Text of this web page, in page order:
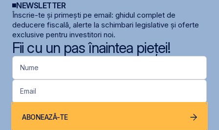
NEWSLETTER
Înscrie-te și primești pe email: ghidul complet de
deducere fiscală, alerte la schimbari legislative și oferte
exclusive pentru investitori noi.
Fii cu un pas înaintea pieței!
Nume
Email
ABONEAZĂ-TE